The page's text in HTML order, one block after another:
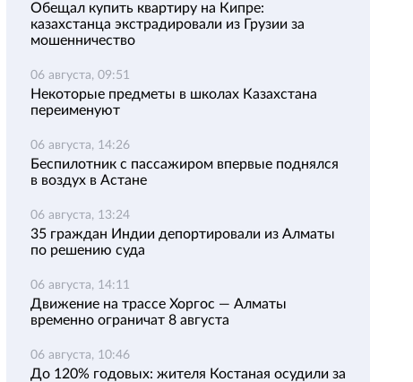
Обещал купить квартиру на Кипре:
казахстанца экстрадировали из Грузии за
мошенничество
06 августа, 09:51
Некоторые предметы в школах Казахстана
переименуют
06 августа, 14:26
Беспилотник с пассажиром впервые поднялся
в воздух в Астане
06 августа, 13:24
35 граждан Индии депортировали из Алматы
по решению суда
06 августа, 14:11
Движение на трассе Хоргос — Алматы
временно ограничат 8 августа
06 августа, 10:46
До 120% годовых: жителя Костаная осудили за